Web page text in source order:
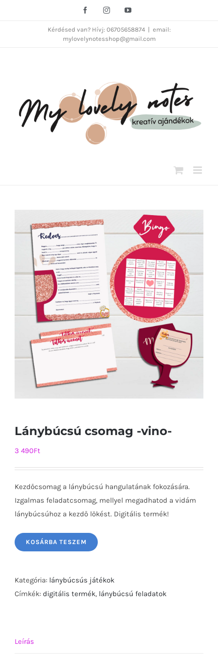
FacebookInstagramYouTube
Kérdésed van? Hívj: 06705658874
email:
mylovelynotesshop@gmail.com
Lánybúcsú csomag -vino-
3 490Ft
Kezdőcsomag a lánybúcsú hangulatának fokozására.
Izgalmas feladatcsomag, mellyel megadhatod a vidám
lánybúcsúhoz a kezdő lökést. Digitális termék!
KOSÁRBA TESZEM
Kategória: lánybúcsús játékok
Címkék: digitális termék, lánybúcsú feladatok
Leírás